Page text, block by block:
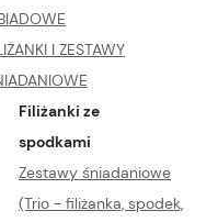
I ZESTAWY
Filiżanki ze
spodkami
Zestawy śniadaniowe
(Trio - filiżanka, spodek,